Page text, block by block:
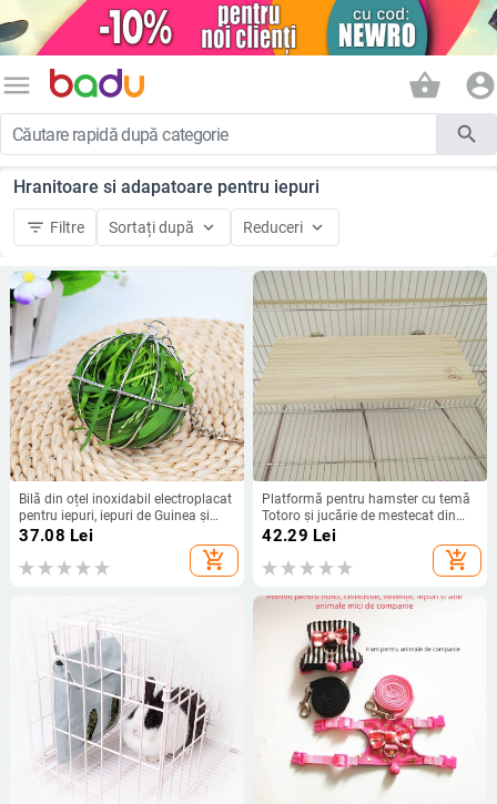
menu shopping_basket account_circle
search
Hranitoare si adapatoare pentru iepuri
filter_list Filtre Sortați după keyboard_arrow_down Reduceri keyboard_arrow_down
Bilă din oțel inoxidabil electroplacat
pentru iepuri, iepuri de Guinea și
șinșile; capacitate mare de
37.08 Lei
add_shopping_cart
Platformă pentru hamster cu temă
Totoro și jucărie de mestecat din
lemn — marca Cool pug; import:
Nu; mărci private autorizate: Da;
potrivit pentru Totoro.
42.29 Lei
add_shopping_cart